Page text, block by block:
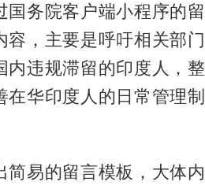
务院客户端小程序的留
，主要是呼吁相关部门
内违规滞留的印度人，整
华印度人的日常管理制
易的留言模板，大体内